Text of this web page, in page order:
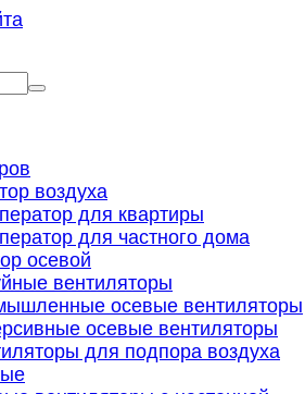
воздуха
для квартиры
для частного дома
осевой
вентиляторы
осевые вентиляторы
осевые вентиляторы
для подпора воздуха